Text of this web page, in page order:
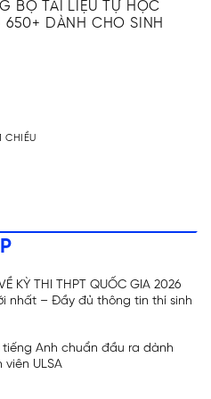
BỘ TÀI LIỆU TỰ HỌC
650+ DÀNH CHO SINH
CHIỀU
VỀ KỲ THI THPT QUỐC GIA 2026
nhất – Đầy đủ thông tin thí sinh
tiếng Anh chuẩn đầu ra dành
viên ULSA